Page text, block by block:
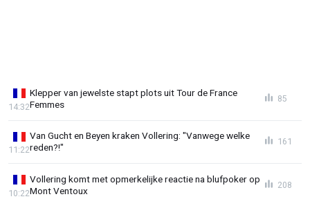
Klepper van jewelste stapt plots uit Tour de France
Femmes
14:32
85
Van Gucht en Beyen kraken Vollering: "Vanwege welke
reden?!"
11:22
161
Vollering komt met opmerkelijke reactie na blufpoker op
Mont Ventoux
10:22
208